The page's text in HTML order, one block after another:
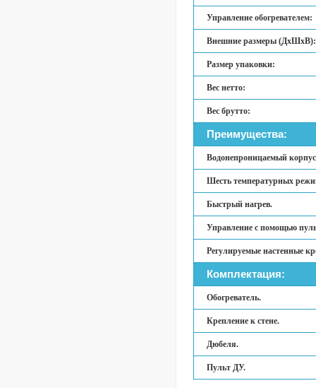
Управление обогревателем:
Внешние размеры (ДхШхВ):
Размер упаковки:
Вес нетто:
Вес брутто:
Преимущества:
Водонепроницаемый
Шесть температурных
Быстрый нагрев.
Управление с помощью
Регулируемые настенные
Комплектация:
Обогреватель.
Крепление к стене.
Дюбеля.
Пульт ДУ.